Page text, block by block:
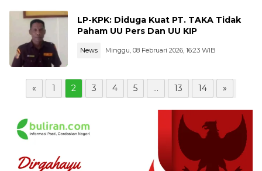
LP-KPK: Diduga Kuat PT. TAKA Tidak
Paham UU Pers Dan UU KIP
News Minggu, 08 Februari 2026, 16:23 WIB
« 1 2 3 4 5 ... 13 14 »